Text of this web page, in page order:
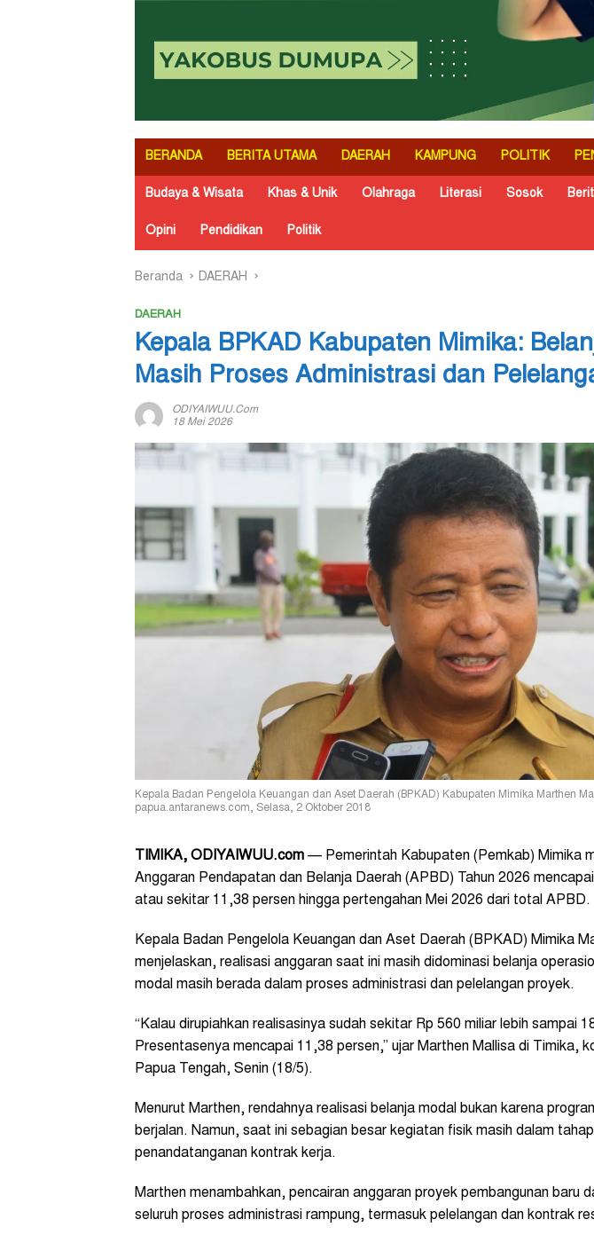
BERANDA BERITA UTAMA DAERAH KAMPUNG POLITIK
Budaya & Wisata Khas & Unik Olahraga Literasi Sosok
Opini Pendidikan Politik
Beranda DAERAH
DAERAH
Kepala BPKAD Kabupaten Mimika:
Masih Proses Administrasi dan
ODIYAIWUU.com
18 Mei 2026
Kepala Badan Pengelola Keuangan dan Aset Daerah (BPKAD) Kabupaten Mimika Marthen
papua.antaranews.com, Selasa, 2 Oktober 2018
TIMIKA, ODIYAIWUU.com — Pemerintah Kabupaten (Pemkab) Mimika
Anggaran Pendapatan dan Belanja Daerah (APBD) Tahun 2026
atau sekitar 11,38 persen hingga pertengahan Mei 2026 dari total APBD.
Kepala Badan Pengelola Keuangan dan Aset Daerah (BPKAD) Mimika
menjelaskan, realisasi anggaran saat ini masih didominasi belanja
modal masih berada dalam proses administrasi dan pelelangan proyek.
“Kalau dirupiahkan realisasinya sudah sekitar Rp 560 miliar lebih sampai
Presentasenya mencapai 11,38 persen,” ujar Marthen Mallisa di Timika,
Papua Tengah, Senin (18/5).
Menurut Marthen, rendahnya realisasi belanja modal bukan karena
berjalan. Namun, saat ini sebagian besar kegiatan fisik masih dalam
penandatanganan kontrak kerja.
Marthen menambahkan, pencairan anggaran proyek pembangunan baru
seluruh proses administrasi rampung, termasuk pelelangan dan kontrak